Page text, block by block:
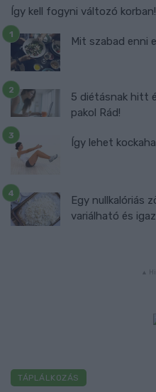
Így kell fogyni változó korban!
Mit szabad enni
5 diétásnak hitt
pakol Rád!
Így lehet
Egy nullkalóriás
variálható és
TÁPLÁLKOZÁS